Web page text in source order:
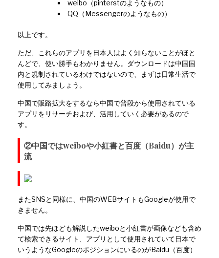
weibo（pinterstのようなもの）
QQ（Messengerのようなもの）
以上です。
ただ、これらのアプリを日本人はよく知らないことがほと
んどで、使い勝手もわかりません。ダウンロードは中国国
内と規制されているわけではないので、まずは日常生活で
使用してみましょう。
中国で販路拡大をするなら中国で普段から使用されている
アプリをリサーチおよび、活用していく必要があるので
す。
②中国ではweiboや小紅書と百度（Baidu）が主
流
またSNSと同様に、中国のWEBサイトもGoogleが使用で
きません。
中国では先ほども解説したweiboと小紅書が画像なども含め
て検索できるサイト、アプリとして使用されていて日本で
いうようなGoogleのポジションにいるのがBaidu（百度）